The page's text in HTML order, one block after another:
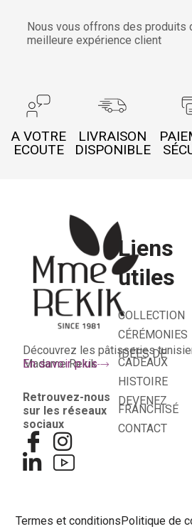
Nous vous offrons des produits
meilleure expérience client
A VOTRE
ECOUTE
LIVRAISON
DISPONIBLE
Découvrez les pâtisseries
Madame Rekik
En savoir plus
Retrouvez-nous
sur les réseaux
sociaux
Liens
utiles
COLLECTION
CÉRÉMONIES
IDÉES DE
CADEAUX
HISTOIRE
DEVENEZ
FRANCHISÉ
CONTACT
Termes et conditionsPolitique de